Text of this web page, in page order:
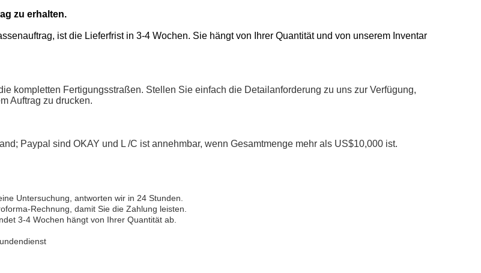
zu erhalten.
ist die Lieferfrist in 3-4 Wochen. Sie hängt von Ihrer Quantität und von unserem Inventar
kompletten Fertigungsstraßen. Stellen Sie einfach die Detailanforderung zu uns zur Verfügung,
Auftrag zu drucken.
Paypal sind OKAY und L /C ist annehmbar, wenn Gesamtmenge mehr als US$10,000 ist.
Untersuchung, antworten wir in 24 Stunden.
Rechnung, damit Sie die Zahlung leisten.
3-4 Wochen hängt von Ihrer Quantität ab.